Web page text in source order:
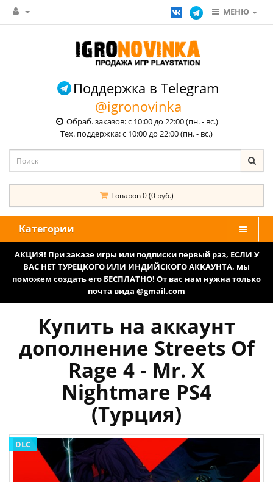
МЕНЮ
Поддержка в Telegram
@igronovinka
Обраб. заказов: с 10:00 до 22:00 (пн. - вс.)
Тех. поддержка: с 10:00 до 22:00 (пн. - вс.)
Товаров 0 (0 руб.)
Категории
АКЦИЯ! При заказе игры или подписки первый раз, ЕСЛИ У
ВАС НЕТ ТУРЕЦКОГО ИЛИ ИНДИЙСКОГО АККАУНТА, мы
поможем создать его БЕСПЛАТНО! От вас нам нужна только
почта вида @gmail.com
Купить на аккаунт
дополнение Streets Of
Rage 4 - Mr. X
Nightmare PS4
(Турция)
DLC